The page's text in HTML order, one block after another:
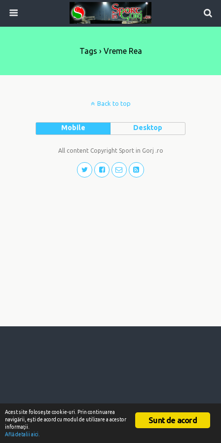
Tags › Vreme Rea
Back to top
Mobile Desktop
All content Copyright Sport in Gorj .ro
Sunt de acord
Acest site foloseşte cookie-uri. Prin continuarea
navigării, eşti de acord cu modul de utilizare a acestor
informaţii.
Află detalii aici.